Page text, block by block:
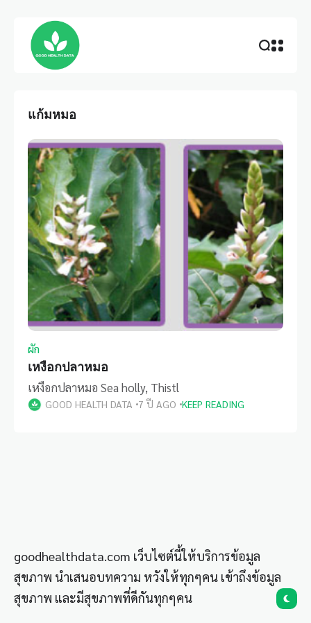
แก้มหมอ
ผัก
เหงือกปลาหมอ
เหงือกปลาหมอ Sea holly, Thistl
GOOD HEALTH DATA 7 ปี AGO KEEP READING
goodhealthdata.com เว็บไซต์นี้ให้บริการข้อมูล
สุขภาพ นำเสนอบทความ หวังให้ทุกๆคน เข้าถึงข้อมูล
สุขภาพ และมีสุขภาพที่ดีกันทุกๆคน